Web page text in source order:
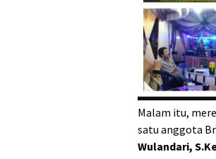
Malam itu,
satu anggota
Wulandari,